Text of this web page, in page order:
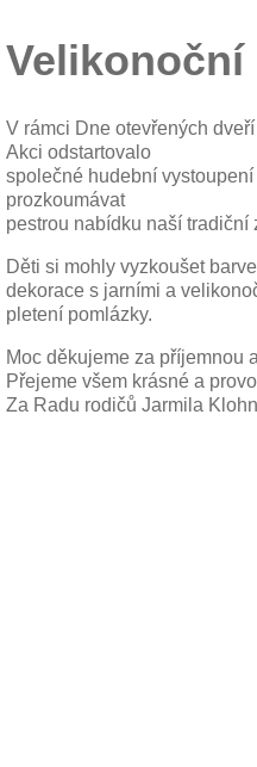
(4)
(2)
Velikonoční
V rámci Dne otevřených
Akci odstartovalo
společné hudební
prozkoumávat
pestrou nabídku naší tradiční
Děti si mohly vyzkoušet
dekorace s jarními a
pletení pomlázky.
Moc děkujeme za příjemnou
Přejeme všem krásné a
Za Radu rodičů Jarmila